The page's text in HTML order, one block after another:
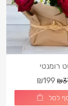
רומנטי
₪199
לסל